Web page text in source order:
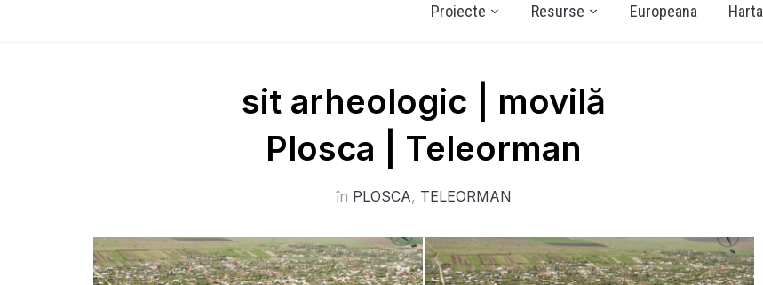
Proiecte Resurse Europeana Harta
sit arheologic | movilă
Plosca | Teleorman
în PLOSCA, TELEORMAN